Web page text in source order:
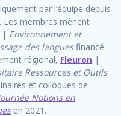
par l’équipe depuis
. Les membres mènent
| Environnement et
des languesfinancé
régional, Fleuron |
Ressources et Outils
et colloques de
Notions en
en 2021.